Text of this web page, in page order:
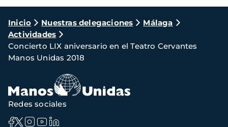
Ruta
de
navegación
Inicio Nuestras delegaciones
Málaga
Actividades
Concierto LIX aniversario en el Teatro Cervantes
Manos Unidas 2018
Redes sociales